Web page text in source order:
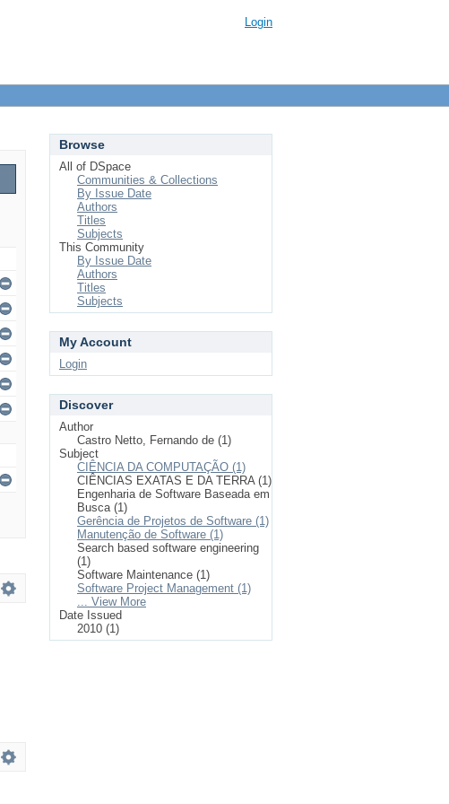
Login
Browse
All of DSpace
Communities & Collections
By Issue Date
Authors
Titles
Subjects
This Community
By Issue Date
Authors
Titles
Subjects
My Account
Login
Discover
Author
Castro Netto, Fernando de (1)
Subject
CIÊNCIA DA COMPUTAÇÃO (1)
CIÊNCIAS EXATAS E DA TERRA (1)
Engenharia de Software Baseada em
Busca (1)
Gerência de Projetos de Software (1)
Manutenção de Software (1)
Search based software engineering
(1)
Software Maintenance (1)
Software Project Management (1)
... View More
Date Issued
2010 (1)